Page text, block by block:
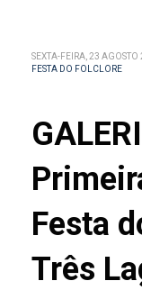
SEXTA-FEIRA, 23 AGOSTO
FESTA DO FOLCLORE
Festa
Três